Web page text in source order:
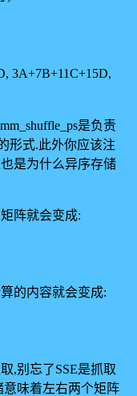
3A+7B+11C+15D,
是负责
形式.此外你应该注
是为什么异序存储
阵就会变成:
的内容就会变成:
,别忘了SSE是抓取
味着左右两个矩阵